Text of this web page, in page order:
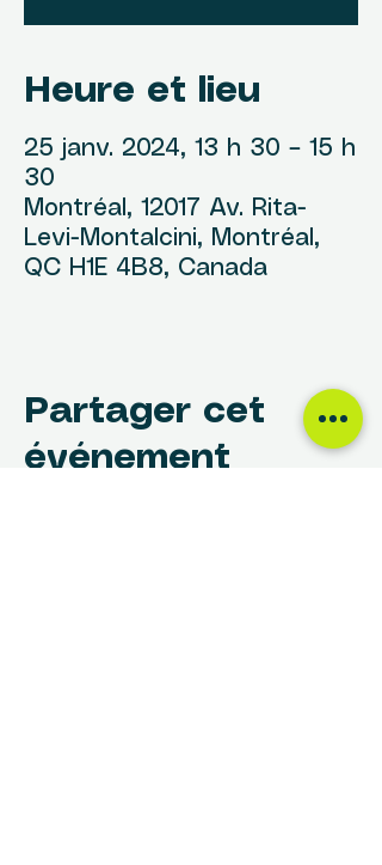
Heure et lieu
25 janv. 2024, 13 h 30 – 15 h
30
Montréal, 12017 Av. Rita-
Levi-Montalcini, Montréal,
QC H1E 4B8, Canada
Partager cet
événement